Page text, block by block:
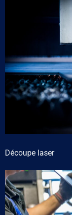
Découpe laser